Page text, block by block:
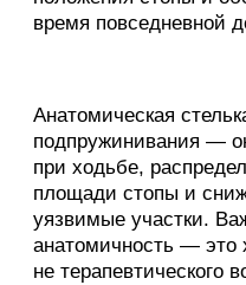
время повседневной
Анатомическая
подпружинивания —
при ходьбе,
площади стопы и
уязвимые участки.
анатомичность — это
не терапевтического